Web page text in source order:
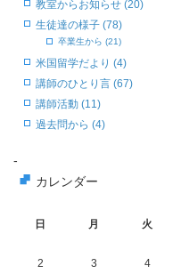
教室からお知らせ (20)
生徒達の様子 (78)
卒業生から (21)
米国留学だより (4)
講師のひとり言 (67)
講師活動 (11)
過去問から (4)
-
カレンダー
日
月 火
2
3 4